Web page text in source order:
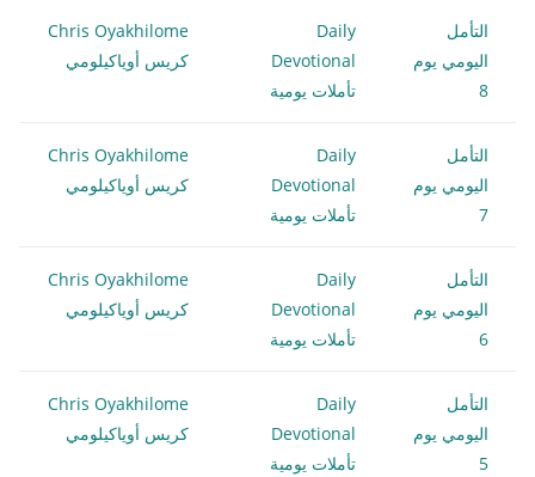
التأمل
اليومي يوم
8
Daily
Devotional
تأملات يومية
Chris Oyakhilome
كريس أوياكيلومي
التأمل
اليومي يوم
7
Daily
Devotional
تأملات يومية
Chris Oyakhilome
كريس أوياكيلومي
التأمل
اليومي يوم
6
Daily
Devotional
تأملات يومية
Chris Oyakhilome
كريس أوياكيلومي
التأمل
اليومي يوم
5
Daily
Devotional
تأملات يومية
Chris Oyakhilome
كريس أوياكيلومي